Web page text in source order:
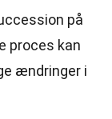
på
proces kan
ændringer i